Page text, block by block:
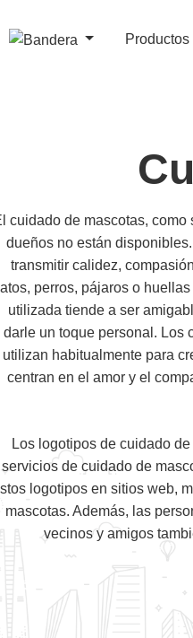
Productos
cuidado de mascotas,
dueños no están
transmitir calidez,
perros, pájaros o
utilizada tiende a ser
darle un toque personal. Los
utilizan habitualmente para
centran en el amor y el
Los logotipos de cuidado
servicios de cuidado de
logotipos en sitios web,
mascotas. Además, las
vecinos y amigos